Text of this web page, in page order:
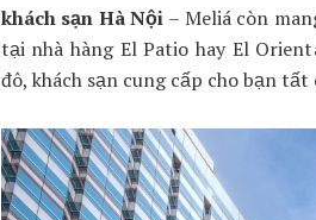
khách sạn Hà Nội – Meliá còn
tại nhà hàng El Patio hay El
đô, khách sạn cung cấp cho bạn